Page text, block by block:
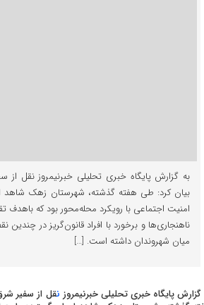
به گزارش پایگاه خبری تحلیلی خبرنیمروز نقل از
بیان کرد: طی هفته گذشته، شهرستان زهک شاهد
امنیت اجتماعی با رویکرد محله‌محور بود که باهدف
ناهنجاری‌ها و برخورد با افراد قانون‌گریز در چندین
میان شهروندان داشته است. […]
گزارش پایگاه خبری تحلیلی خبرنیمروز نقل از سفیر